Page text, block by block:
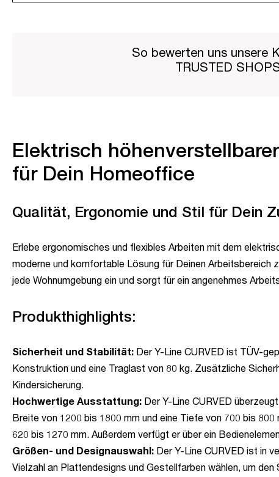
So bewerten uns unsere
TRUSTED
Elektrisch
für Dein Homeoffice
Qualität, Ergonomie und Stil für Dein
Erlebe ergonomisches und flexibles Arbeiten mit dem
moderne und komfortable Lösung für Deinen Arbeitsbereich
jede Wohnumgebung ein und sorgt für ein angenehmes
Produkthighlights:
Sicherheit und Stabilität: Der Y-Line CURVED ist TÜV-
Konstruktion und eine Traglast von 80 kg. Zusätzliche
Kindersicherung.
Hochwertige Ausstattung: Der Y-Line CURVED
Breite von 1200 bis 1800 mm und eine Tiefe von 700 bis
620 bis 1270 mm. Außerdem verfügt er über ein
Größen- und Designauswahl: Der Y-Line CURVED ist in
Vielzahl an Plattendesigns und Gestellfarben wählen, um